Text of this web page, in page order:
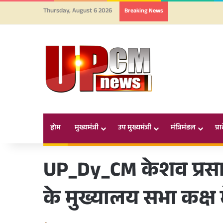
Thursday, August 6 2026 Breaking News
होम मुख्यमंत्री उप मुख्यमंत्री मंत्रिमंडल
UP_Dy_CM केशव
के मुख्यालय सभा कक्ष